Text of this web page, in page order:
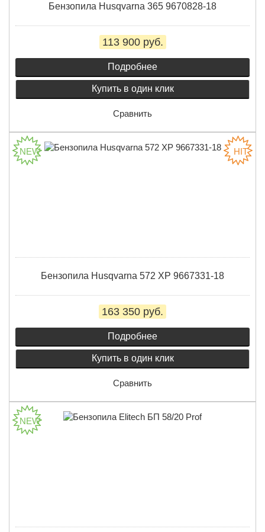
Бензопила Husqvarna 365 9670828-18
113 900 руб.
Подробнее
Купить в один клик
Сравнить
Бензопила Husqvarna 572 XP 9667331-18
163 350 руб.
Подробнее
Купить в один клик
Сравнить